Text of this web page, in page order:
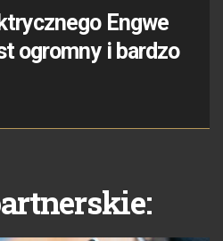
Engwe
ogromny i bardzo